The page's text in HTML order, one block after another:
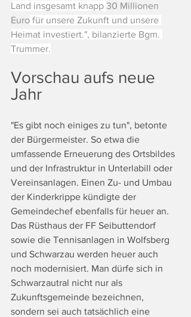
Land insgesamt knapp 30 Millionen
Euro für unsere Zukunft und unsere
Heimat investiert.", bilanzierte Bgm.
Trummer.
Vorschau aufs neue
Jahr
"Es gibt noch einiges zu tun", betonte
der Bürgermeister. So etwa die
umfassende Erneuerung des Ortsbildes
und der Infrastruktur in Unterlabill oder
Vereinsanlagen. Einen Zu- und Umbau
der Kinderkrippe kündigte der
Gemeindechef ebenfalls für heuer an.
Das Rüsthaus der FF Seibuttendorf
sowie die Tennisanlagen in Wolfsberg
und Schwarzau werden heuer auch
noch modernisiert. Man dürfe sich in
Schwarzautral nicht nur als
Zukunftsgemeinde bezeichnen,
sondern sei auch tatsächlich eine